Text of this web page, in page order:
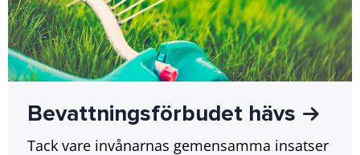
Bevattningsförbudet hävs
Tack vare invånarnas gemensamma insatser